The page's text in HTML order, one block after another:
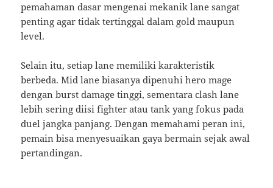
pemahaman dasar mengenai mekanik lane sangat
penting agar tidak tertinggal dalam gold maupun
level.
Selain itu, setiap lane memiliki karakteristik
berbeda. Mid lane biasanya dipenuhi hero mage
dengan burst damage tinggi, sementara clash lane
lebih sering diisi fighter atau tank yang fokus pada
duel jangka panjang. Dengan memahami peran ini,
pemain bisa menyesuaikan gaya bermain sejak awal
pertandingan.